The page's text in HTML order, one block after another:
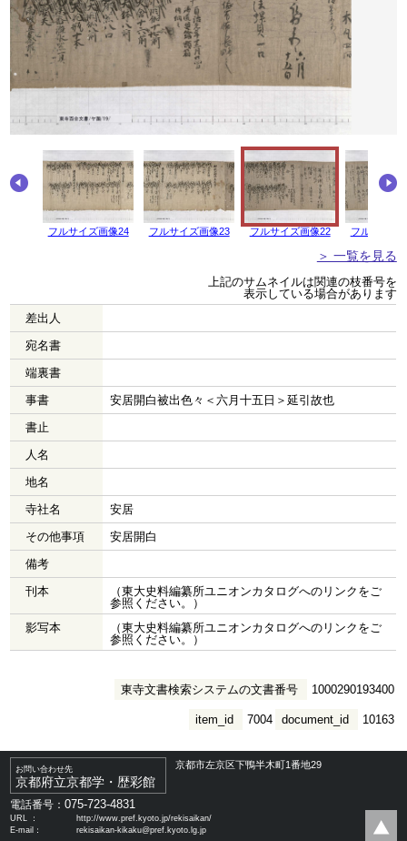
フルサイズ画像24 フルサイズ画像23 フルサイズ画像22 フルサイズ
＞ 一覧を見る
上記のサムネイルは関連の枝番号を
表示している場合があります
差出人
宛名書
端裏書
事書
安居開白被出色々＜六月十五日＞延引故也
書止
人名
地名
寺社名
安居
その他事項
安居開白
備考
刊本
（東大史料編纂所ユニオンカタログへのリンクをご
参照ください。）
影写本
（東大史料編纂所ユニオンカタログへのリンクをご
参照ください。）
東寺文書検索システムの文書番号 1000290193400
document_id 10163
item_id 7004
お問い合わせ先
京都府立京都学・歴彩館
京都市左京区下鴨半木町1番地29
電話番号：075-723-4831
URL ：
http://www.pref.kyoto.jp/rekisaikan/
E-mail：
rekisaikan-kikaku@pref.kyoto.lg.jp